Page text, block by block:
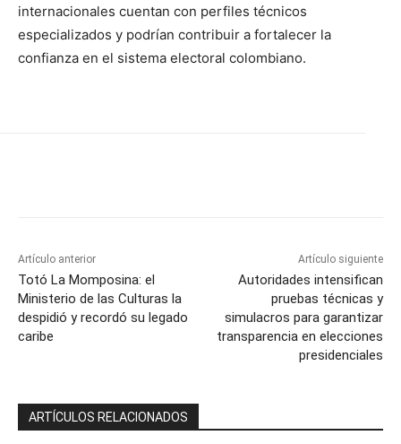
internacionales cuentan con perfiles técnicos
especializados y podrían contribuir a fortalecer la
confianza en el sistema electoral colombiano.
Artículo anterior
Totó La Momposina: el
Ministerio de las Culturas la
despidió y recordó su legado
caribe
Artículo siguiente
Autoridades intensifican
pruebas técnicas y
simulacros para garantizar
transparencia en elecciones
presidenciales
ARTÍCULOS RELACIONADOS